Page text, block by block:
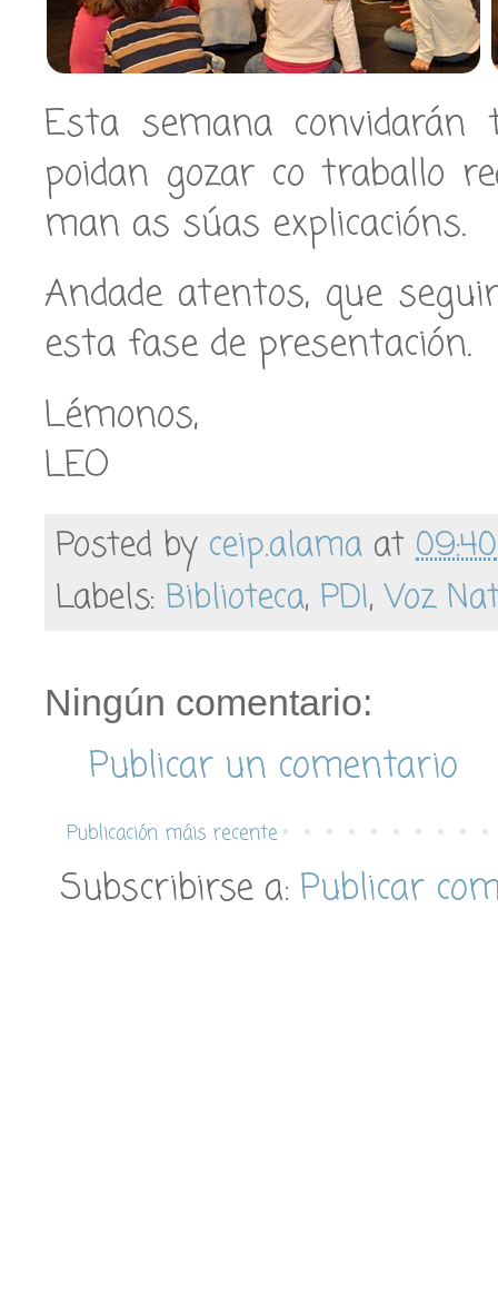
Esta semana
poidan gozar co traballo
man as súas explicacións.
Andade atentos, que
esta fase de presentación.
Lémonos,
LEO
Posted by ceip.alama at 09:40
Labels: Biblioteca, PDI,Voz
Ningún comentario:
Publicar un comentario
Publicación máis recente
Subscribirse a: Publicar